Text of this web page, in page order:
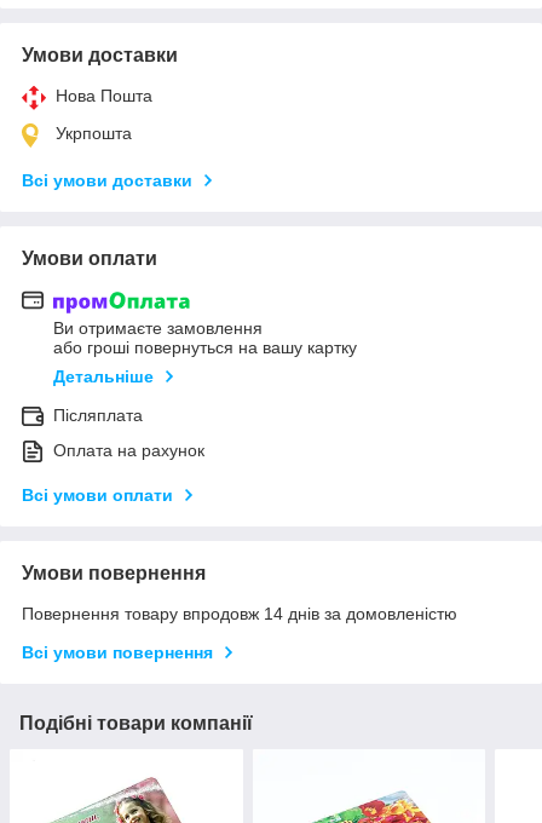
Умови доставки
Нова Пошта
Укрпошта
Всі умови доставки
Умови оплати
Ви отримаєте замовлення
або гроші повернуться на вашу картку
Детальніше
Післяплата
Оплата на рахунок
Всі умови оплати
Умови повернення
Повернення товару впродовж 14 днів за домовленістю
Всі умови повернення
Подібні товари компанії